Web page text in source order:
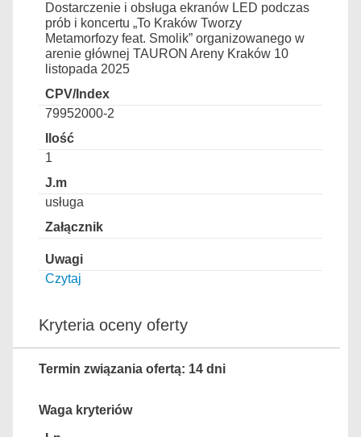
Dostarczenie i obsługa ekranów LED podczas
prób i koncertu „To Kraków Tworzy
Metamorfozy feat. Smolik” organizowanego w
arenie głównej TAURON Areny Kraków 10
listopada 2025
79952000-2
1
usługa
Czytaj
Kryteria oceny oferty
Termin związania ofertą: 14 dni
Waga kryteriów